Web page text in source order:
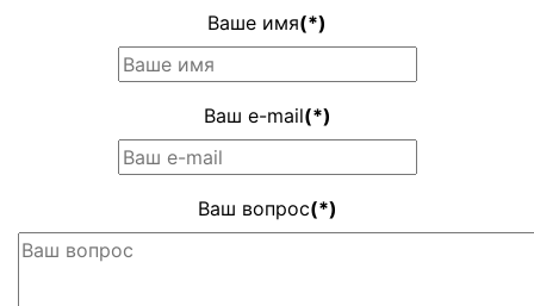
Ваше имя(*)
Ваш e-mail(*)
Ваш вопрос(*)